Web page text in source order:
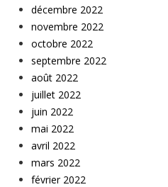
décembre 2022
novembre 2022
octobre 2022
septembre 2022
août 2022
juillet 2022
juin 2022
mai 2022
avril 2022
mars 2022
février 2022